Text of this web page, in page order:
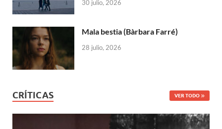
30 julio, 2026
Mala bestia (Bàrbara Farré)
28 julio, 2026
CRÍTICAS VER TODO